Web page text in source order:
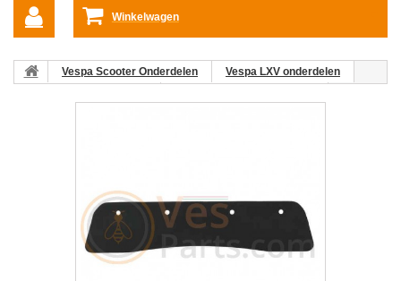
Winkelwagen
Vespa Scooter Onderdelen
Vespa LXV onderdelen